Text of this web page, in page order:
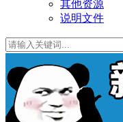
其他资源
说明文件